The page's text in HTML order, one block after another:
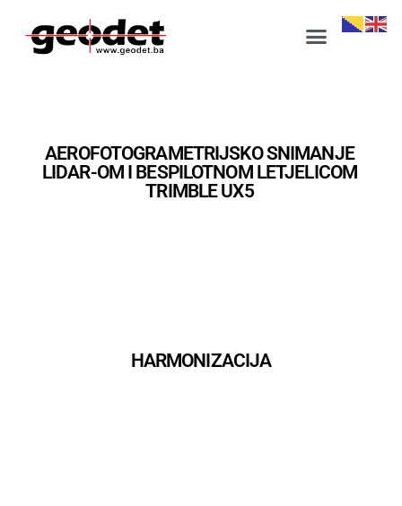
AEROFOTOGRAMETRIJSKO SNIMANJE
LIDAR-OM I BESPILOTNOM LETJELICOM
TRIMBLE UX5
HARMONIZACIJA